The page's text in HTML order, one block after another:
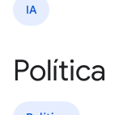
IA
Política